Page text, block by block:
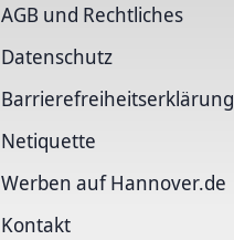
AGB und Rechtliches
Datenschutz
Barriere­freiheits­erklärung
Netiquette
Werben auf Hannover.de
Kontakt